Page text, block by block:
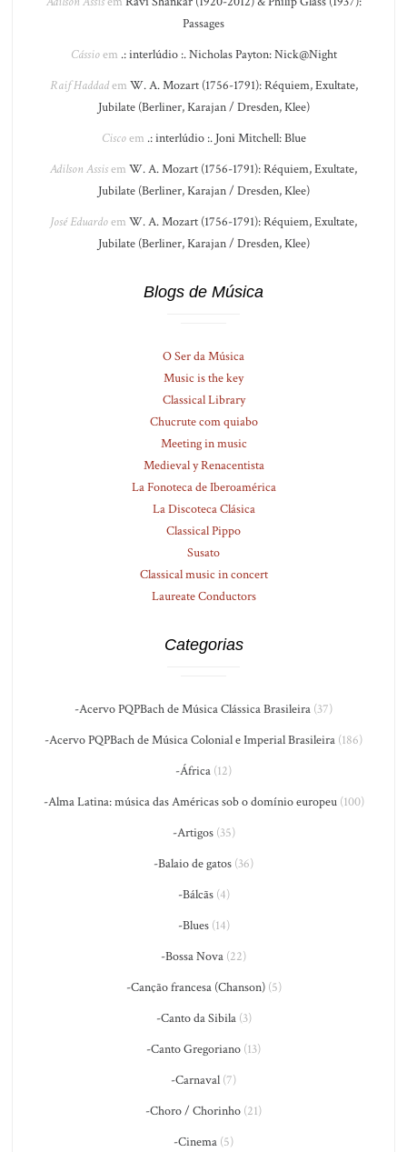
Passages
Cássioem .: interlúdio :. Nicholas Payton: Nick@Night
Raif Haddadem W. A. Mozart (1756-1791): Réquiem, Exultate,
Jubilate (Berliner, Karajan / Dresden, Klee)
Ciscoem .: interlúdio :. Joni Mitchell: Blue
Adilson Assisem W. A. Mozart (1756-1791): Réquiem, Exultate,
Jubilate (Berliner, Karajan / Dresden, Klee)
José Eduardoem W. A. Mozart (1756-1791): Réquiem, Exultate,
Jubilate (Berliner, Karajan / Dresden, Klee)
Blogs de Música
O Ser da Música
Music is the key
Classical Library
Chucrute com quiabo
Meeting in music
Medieval y Renacentista
La Fonoteca de Iberoamérica
La Discoteca Clásica
Classical Pippo
Susato
Classical music in concert
Laureate Conductors
Categorias
-Acervo PQPBach de Música Clássica Brasileira (37)
-Acervo PQPBach de Música Colonial e Imperial Brasileira (186)
-África (12)
-Alma Latina: música das Américas sob o domínio europeu(100)
-Artigos(35)
-Balaio de gatos (36)
-Bálcãs(4)
-Blues(14)
-Bossa Nova (22)
-Canção francesa (Chanson)(5)
-Canto da Sibila(3)
-Canto Gregoriano (13)
-Carnaval (7)
-Choro / Chorinho (21)
-Cinema (5)